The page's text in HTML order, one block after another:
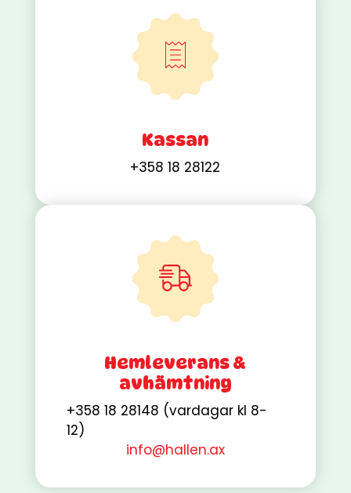
Kassan
+358 18 28122
Hemleverans &
avhämtning
+358 18 28148 (vardagar kl 8-
12)
info@hallen.ax